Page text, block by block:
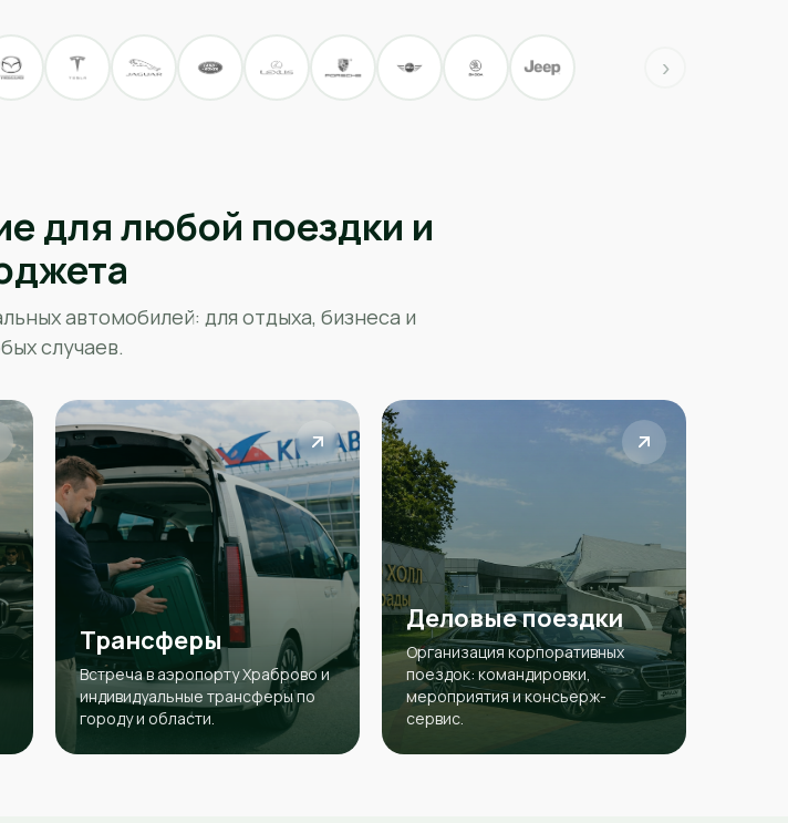
›
для любой поездки и
автомобилей: для отдыха, бизнеса и
случаев.
Трансферы
Встреча в аэропорту Храброво и
индивидуальные трансферы по
городу и области.
Деловые поездки
Организация корпоративных
поездок: командировки,
мероприятия и консьерж-
сервис.